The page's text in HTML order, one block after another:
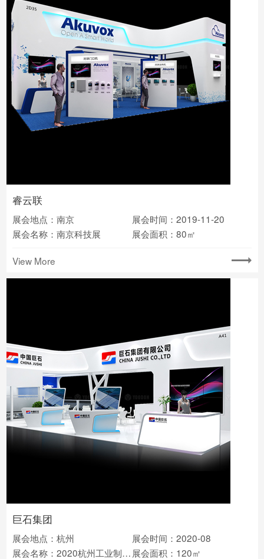
睿云联
展会地点：南京
展会时间：2019-11-20
展会名称：南京科技展
展会面积：80㎡
View More
巨石集团
展会地点：杭州
展会时间：2020-08
展会名称：2020杭州工业制造业博览会 展会面积：120㎡